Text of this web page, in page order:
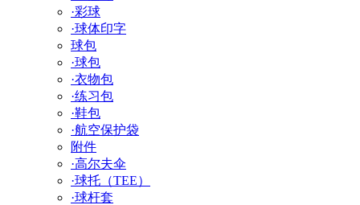
·彩球
·球体印字
球包
·球包
·衣物包
·练习包
·鞋包
·航空保护袋
附件
·高尔夫伞
·球托（TEE）
·球杆套